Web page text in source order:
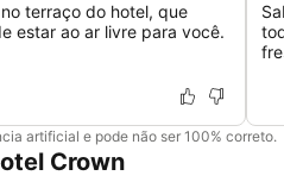
terraço do hotel, que
estar ao ar livre para você.
artificial e pode não ser 100% correto.
Crown